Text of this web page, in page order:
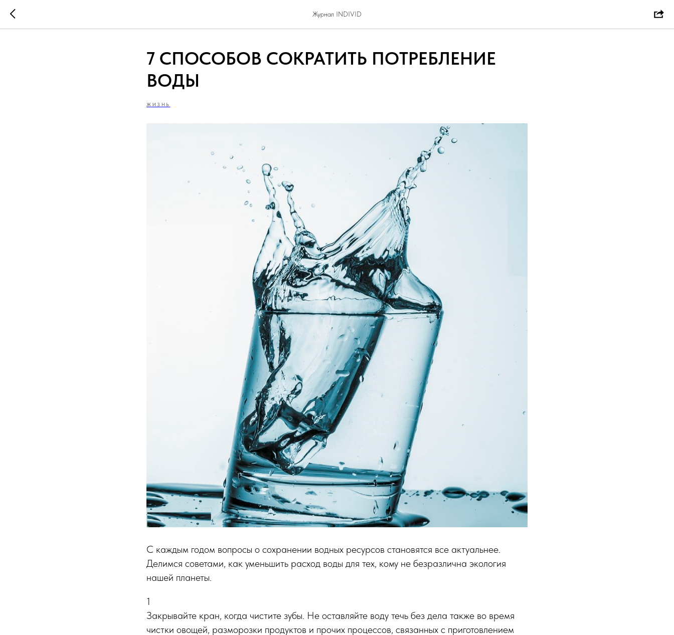
Журнал INDIVID
7 СПОСОБОВ СОКРАТИТЬ ПОТРЕБЛЕНИЕ
ВОДЫ
ЖИЗНЬ
С каждым годом вопросы о сохранении водных ресурсов становятся все актуальнее.
Делимся советами, как уменьшить расход воды для тех, кому не безразлична экология
нашей планеты.
1
Закрывайте кран, когда чистите зубы. Не оставляйте воду течь без дела также во время
чистки овощей, разморозки продуктов и прочих процессов, связанных с приготовлением